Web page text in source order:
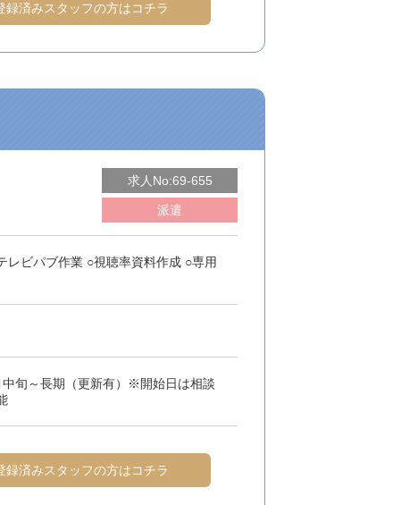
録済みスタッフの方はコチラ
求人No:69-655
派遣
ビパブ作業 ○視聴率資料作成 ○専用
中旬～長期（更新有）※開始日は相談
録済みスタッフの方はコチラ